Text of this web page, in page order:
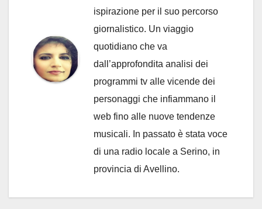
ispirazione per il suo percorso
giornalistico. Un viaggio
quotidiano che va
dall’approfondita analisi dei
programmi tv alle vicende dei
personaggi che infiammano il
web fino alle nuove tendenze
musicali. In passato è stata voce
di una radio locale a Serino, in
provincia di Avellino.